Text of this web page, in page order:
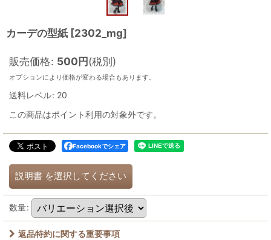
カーデの型紙 [2302_mg]
販売価格: 500円(税別)
オプションにより価格が変わる場合もあります。
送料レベル: 20
この商品はポイント利用の対象外です。
Facebookでシェア
説明書 を選択してください
数量:
返品特約に関する重要事項